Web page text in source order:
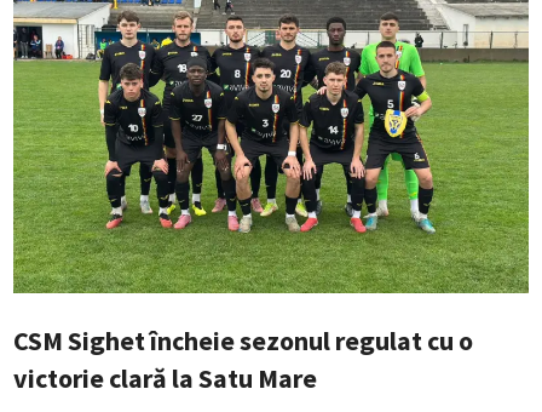
CSM Sighet încheie sezonul regulat cu o
victorie clară la Satu Mare